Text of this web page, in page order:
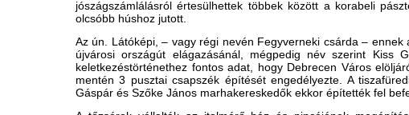
jószágszámlálásról értesülhettek többek között a korabeli
olcsóbb húshoz jutott.
Az ún. Látóképi, – vagy régi nevén Fegyverneki csárda –
újvárosi országút elágazásánál, mégpedig név szerint Kiss
keletkezéstörténethez fontos adat, hogy Debrecen Város
mentén 3 pusztai csapszék építését engedélyezte. A
Gáspár és Szőke János marhakereskedők ekkor építették fel